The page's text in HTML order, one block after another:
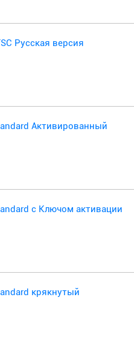
Русская версия
Активированный
с Ключом активации
крякнутый